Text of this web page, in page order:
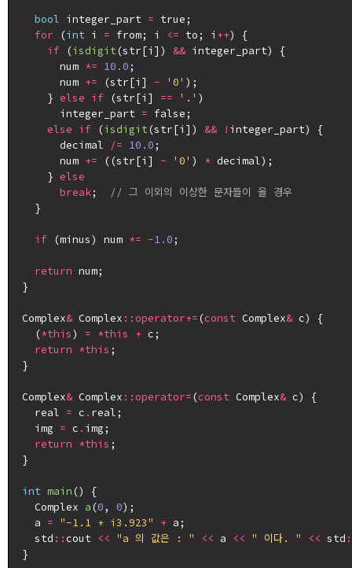
bool integer_part = true;
for (int i = from; i <= to; i ++) {
if (isdigit(str[i]) && integer_part) {
      num
*= 10.0 ;
      num
+= (str[i] - '0' );
    }
else if (str[i] == '.' )
      integer_part
= false;
else if (isdigit(str[i]) && ! integer_part) {
      decimal
/= 10.0 ;
      num
+= ((str[i] - '0' ) * decimal);
    }
else
break;
// 그 이외의 이상한 문자들이 올 경우
  }
if (minus) num *= -1.0 ;
return num;
}
Complex& Complex ::operator+= (const Complex& c) {
  (
*this) = *this + c;
return *this ;
}
Complex& Complex ::operator= (const Complex& c) {
  real
= c . real;
  img
= c . img;
return *this ;
}
int main () {
  Complex
a (0, 0);
  a
= "-1.1 + i3.923" + a;
  std
::cout << "a 의 값은 : " << a << " 이다. " << std